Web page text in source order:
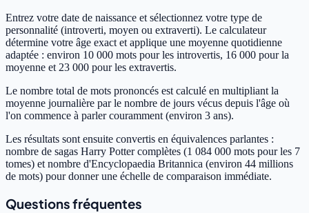
Entrez votre date de naissance et sélectionnez votre type de
personnalité (introverti, moyen ou extraverti). Le calculateur
détermine votre âge exact et applique une moyenne quotidienne
adaptée : environ 10 000 mots pour les introvertis, 16 000 pour la
moyenne et 23 000 pour les extravertis.
Le nombre total de mots prononcés est calculé en multipliant la
moyenne journalière par le nombre de jours vécus depuis l'âge où
l'on commence à parler couramment (environ 3 ans).
Les résultats sont ensuite convertis en équivalences parlantes :
nombre de sagas Harry Potter complètes (1 084 000 mots pour les 7
tomes) et nombre d'Encyclopaedia Britannica (environ 44 millions
de mots) pour donner une échelle de comparaison immédiate.
Questions fréquentes